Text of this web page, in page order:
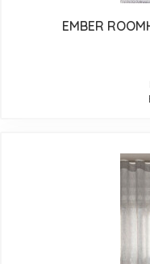
EMBER